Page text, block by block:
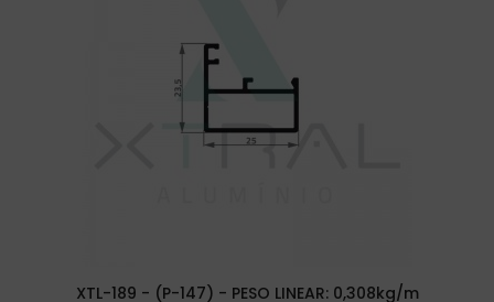
XTL-189 - (P-147) - PESO LINEAR: 0,308kg/m